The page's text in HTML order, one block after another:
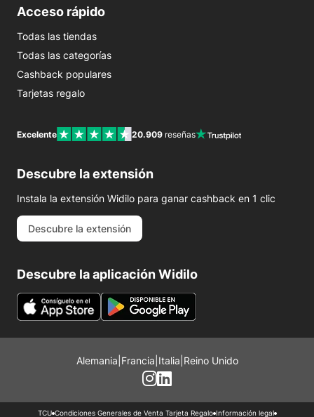
Acceso rápido
Todas las tiendas
Todas las categorías
Cashback populares
Tarjetas regalo
Excelente 20.909 reseñas
Descubre la extensión
Instala la extensión Widilo para ganar cashback en 1 clic
Descubre la extensión
Descubre la aplicación Widilo
Alemania Francia Italia Reino Unido
TCU Condiciones Generales de Venta Tarjeta Regalo Información legal